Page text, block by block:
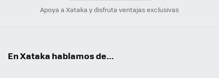
Apoya a Xataka y disfruta ventajas exclusivas
En Xataka hablamos de...